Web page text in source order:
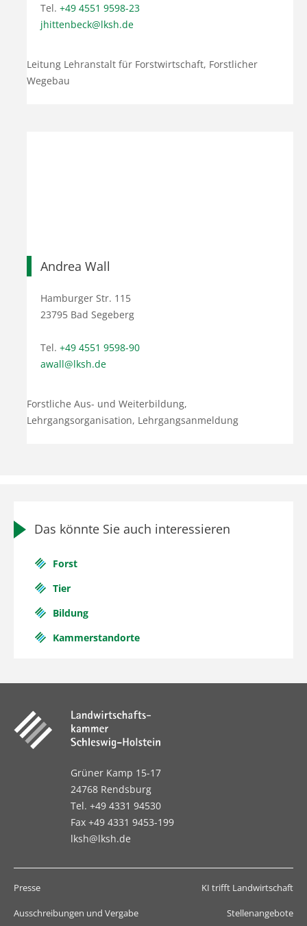
Tel. +49 4551 9598-23
jhittenbeck@lksh.de
Leitung Lehranstalt für Forstwirtschaft, Forstlicher
Wegebau
Andrea Wall
Hamburger Str. 115
23795 Bad Segeberg
Tel. +49 4551 9598-90
awall@lksh.de
Forstliche Aus- und Weiterbildung,
Lehrgangsorganisation, Lehrgangsanmeldung
Das könnte Sie auch interessieren
Forst
Tier
Bildung
Kammerstandorte
Grüner Kamp 15-17
24768 Rendsburg
Tel. +49 4331 94530
Fax +49 4331 9453-199
lksh@lksh.de
Presse KI trifft Landwirtschaft
Ausschreibungen und Vergabe Stellenangebote